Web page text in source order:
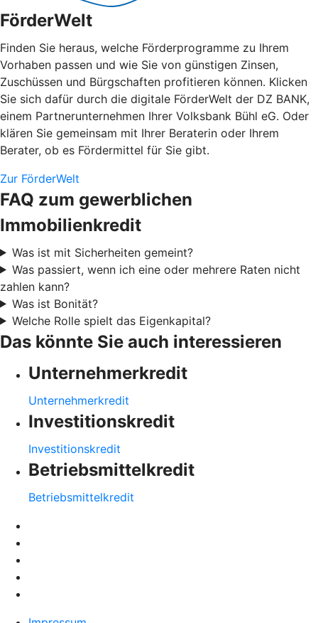
FörderWelt
Finden Sie heraus, welche Förderprogramme zu Ihrem
Vorhaben passen und wie Sie von günstigen Zinsen,
Zuschüssen und Bürgschaften profitieren können. Klicken
Sie sich dafür durch die digitale FörderWelt der DZ BANK,
einem Partnerunternehmen Ihrer Volksbank Bühl eG. Oder
klären Sie gemeinsam mit Ihrer Beraterin oder Ihrem
Berater, ob es Fördermittel für Sie gibt.
Zur FörderWelt
FAQ zum gewerblichen
Immobilienkredit
Was ist mit Sicherheiten gemeint?
Was passiert, wenn ich eine oder mehrere Raten nicht
zahlen kann?
Was ist Bonität?
Welche Rolle spielt das Eigenkapital?
Das könnte Sie auch interessieren
Unternehmerkredit
Unternehmerkredit
Investitionskredit
Investitionskredit
Betriebsmittelkredit
Betriebsmittelkredit